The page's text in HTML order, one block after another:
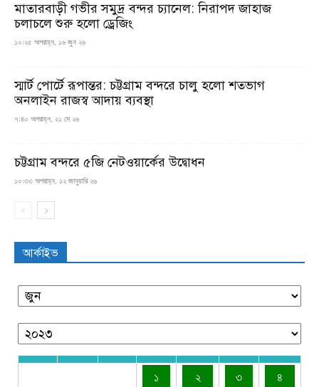
মাতারবাড়ী গভীর সমুদ্র বন্দর চ্যানেল: নিরাপদ জাহাজ
চলাচলে শুরু হলো ড্রেজিং
১০:২৫ অপরাহ্ন, ১৬ জুন ২৬
স্মার্ট পোর্টে রূপান্তর: চট্টগ্রাম বন্দরে চালু হলো শতভাগ
অনলাইন রাজস্ব আদায় ব্যবস্থা
৭:৪০ অপরাহ্ন, ২১ মে ২৬
চট্টগ্রাম বন্দরে ৫জি নেটওয়ার্কের উদ্বোধন
১০:৩৩ অপরাহ্ন, ১২ জানুয়ারি ২৬
আর্কাইভ
১ ২ ৩
৪